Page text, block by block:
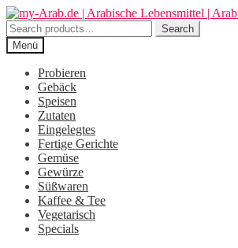
Zur
Navigation
springen
Zum
Inhalt
springen
Search
for:
Search
Menü
Probieren
Gebäck
Speisen
Zutaten
Eingelegtes
Fertige Gerichte
Gemüse
Gewürze
Süßwaren
Kaffee & Tee
Vegetarisch
Specials